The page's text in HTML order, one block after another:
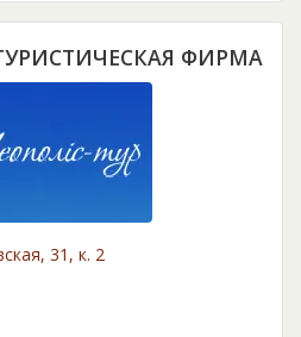
ФИРМА
31, к. 2